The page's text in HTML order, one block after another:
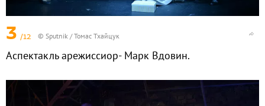
3 /12 © Sputnik / Томас Тхайцук
Аспектакль арежиссиор- Марк Вдовин.